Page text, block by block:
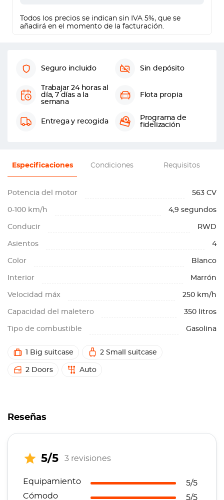
Todos los precios se indican sin IVA 5%, que se
añadirá en el momento de la facturación.
Seguro incluido Sin depósito
Trabajar 24 horas al
día, 7 días a la
semana
Flota propia
Entrega y recogida
Programa de
fidelización
Especificaciones Condiciones Requisitos
Potencia del motor 563 CV
0-100 km/h 4,9 segundos
Conducir RWD
Asientos 4
Color Blanco
Interior Marrón
Velocidad máx 250 km/h
Capacidad del maletero 350 litros
Tipo de combustible Gasolina
1 Big suitcase 2 Small suitcase
2 Doors Auto
Reseñas
5/5 3 revisiones
Equipamiento
5/5
Cómodo
5/5